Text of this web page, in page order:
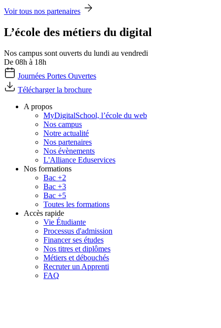
Voir tous nos partenaires
L’école des métiers du digital
Nos campus sont ouverts du lundi au vendredi
De 08h à 18h
Journées Portes Ouvertes
Télécharger la brochure
A propos
MyDigitalSchool, l’école du web
Nos campus
Notre actualité
Nos partenaires
Nos évènements
L'Alliance Eduservices
Nos formations
Bac +2
Bac +3
Bac +5
Toutes les formations
Accès rapide
Vie Étudiante
Processus d'admission
Financer ses études
Nos titres et diplômes
Métiers et débouchés
Recruter un Apprenti
FAQ